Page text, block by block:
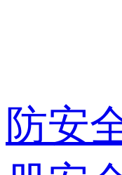
防安